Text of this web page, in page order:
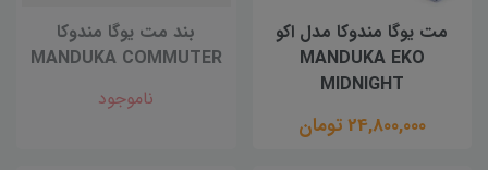
مت یوگا مندوکا مدل اکو
MANDUKA EKO
MIDNIGHT
24,800,000 تومان
بند مت یوگا مندوکا
MANDUKA COMMUTER
ناموجود